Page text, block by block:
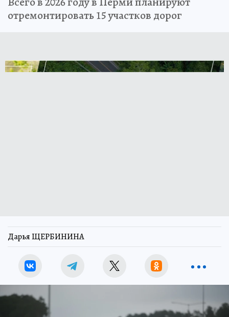
отремонтировать 15 участков дорог
Дарья ЩЕРБИНИНА